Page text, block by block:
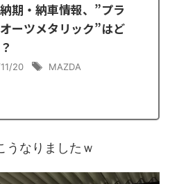
期・納車情報、”プラ
ーツメタリック”はど
20 MAZDA
うなりましたｗ